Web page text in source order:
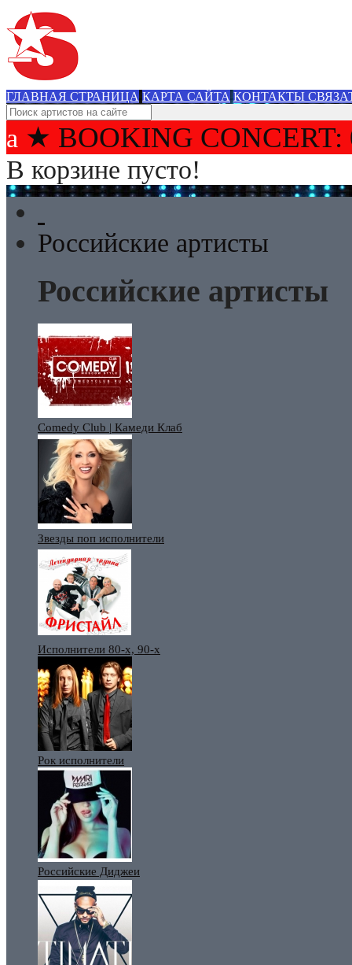
ГЛАВНАЯ СТРАНИЦА КАРТА САЙТА КОНТАКТЫ
★ BOOKING
В корзине пусто!
Российские артисты
Российские артисты
Comedy Club | Камеди Клаб
Звезды поп исполнители
Исполнители 80-х, 90-х
Рок исполнители
Российские Диджеи